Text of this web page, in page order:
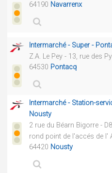
64190 Navarrenx
Intermarché - Super -
Z.A. Le Pey - 13, rue des
64530 Pontacq
Intermarché - Station-
Nousty
2 rue du Béarn Bigorre -
rond point de l'accés de l'
64420 Nousty